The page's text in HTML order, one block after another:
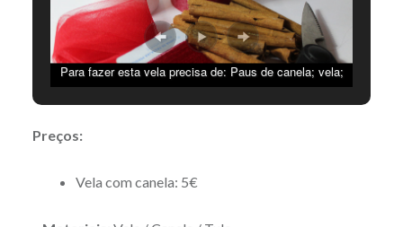
Para fazer esta vela precisa de: Paus de canela; vela;
Preços:
Vela com canela: 5€